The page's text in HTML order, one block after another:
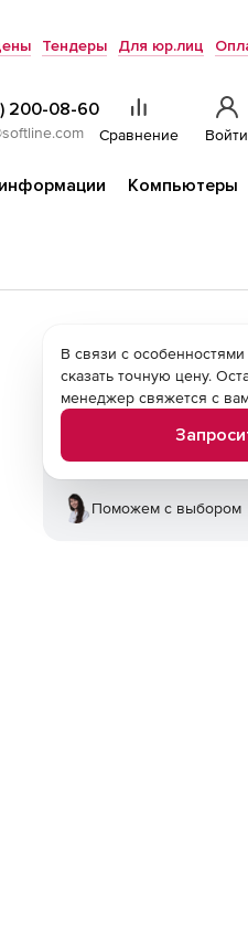
Тендеры Для юр.лиц
200-08-60
Сравнение Войти
Компьютеры
В связи с
сказать точную цену.
менеджер свяжется с
Поможем с выбором